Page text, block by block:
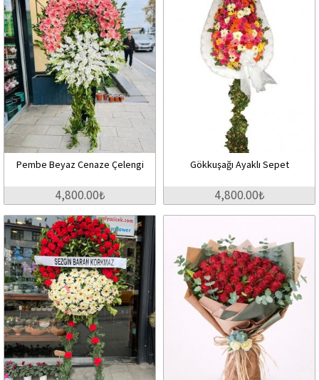
Pembe Beyaz Cenaze Çelengi
4,800.00₺
Gökkuşağı Ayaklı Sepet
4,800.00₺